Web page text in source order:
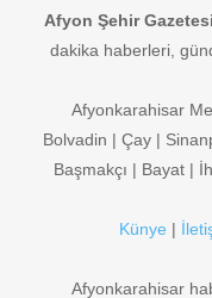
Afyon Şehir Gazetesi
dakika haberleri,
Afyonkarahisar
Bolvadin | Çay |
Başmakçı | Bayat |
Künye |
Afyonkarahisar